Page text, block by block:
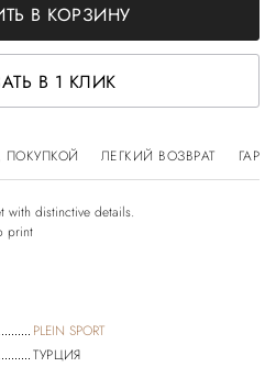
В КОРЗИНУ
В 1 КЛИК
ЛЕГКИЙ ВОЗВРАТ
with distinctive details.
print
PLEIN SPORT
ТУРЦИЯ